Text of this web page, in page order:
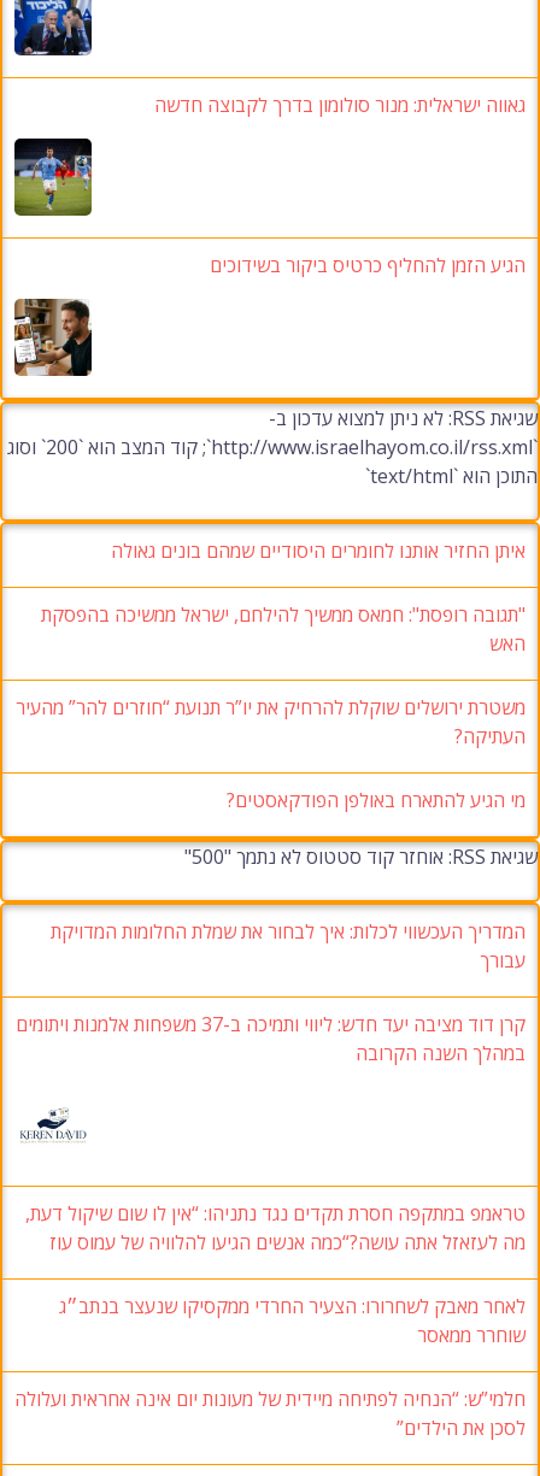
גאווה ישראלית: מנור סולומון בדרך לקבוצה חדשה
הגיע הזמן להחליף כרטיס ביקור בשידוכים
שגיאת RSS: לא ניתן למצוא עדכון ב-
`http://www.israelhayom.co.il/rss.xml`; קוד המצב הוא `200` וסוג
התוכן הוא `text/html`
איתן החזיר אותנו לחומרים היסודיים שמהם בונים גאולה
"תגובה רופסת": חמאס ממשיך להילחם, ישראל ממשיכה בהפסקת
האש
משטרת ירושלים שוקלת להרחיק את יו”ר תנועת “חוזרים להר” מהעיר
העתיקה?
מי הגיע להתארח באולפן הפודקאסטים?
שגיאת RSS: אוחזר קוד סטטוס לא נתמך "500"
המדריך העכשווי לכלות: איך לבחור את שמלת החלומות המדויקת
עבורך
קרן דוד מציבה יעד חדש: ליווי ותמיכה ב-37 משפחות אלמנות ויתומים
במהלך השנה הקרובה
טראמפ במתקפה חסרת תקדים נגד נתניהו: “אין לו שום שיקול דעת,
מה לעזאזל אתה עושה?“כמה אנשים הגיעו להלוויה של עמוס עוז
לאחר מאבק לשחרורו: הצעיר החרדי ממקסיקו שנעצר בנתב״ג
שוחרר ממאסר
חלמי”ש: “הנחיה לפתיחה מיידית של מעונות יום אינה אחראית ועלולה
לסכן את הילדים”